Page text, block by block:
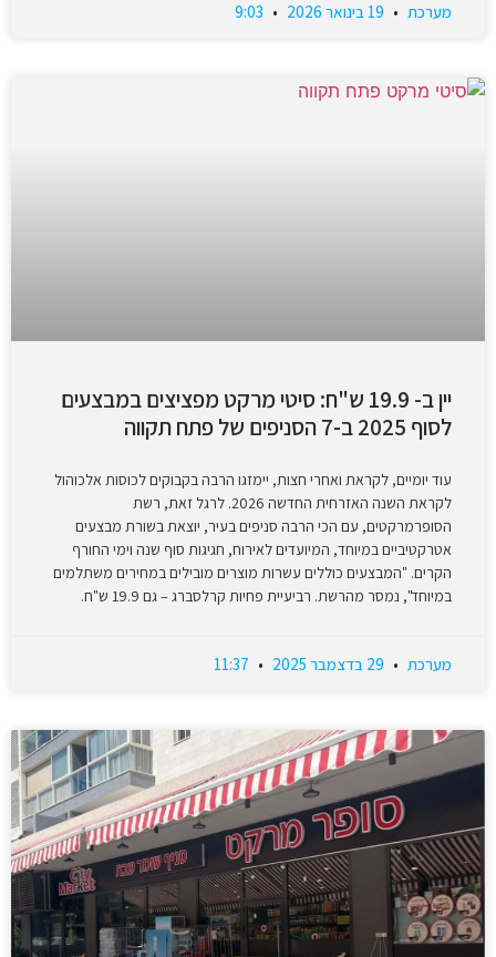
מערכת
יין ב- 19.9 ש"ח: סיטי מרקט מפציצים במבצעים
לסוף 2025 ב-7 הסניפים של פתח תקווה
עוד יומיים, לקראת ואחרי חצות, יימזגו הרבה בקבוקים לכוסות אלכוהול
לקראת השנה האזרחית החדשה 2026. לרגל זאת, רשת
הסופרמרקטים, עם הכי הרבה סניפים בעיר, יוצאת בשורת מבצעים
אטרקטיביים במיוחד, המיועדים לאירוח, חגיגות סוף שנה וימי החורף
הקרים. "המבצעים כוללים עשרות מוצרים מובילים במחירים משתלמים
במיוחד", נמסר מהרשת. רביעיית פחיות קרלסברג – גם 19.9 ש"ח.
מערכת